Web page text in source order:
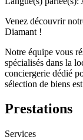
Venez découvrir
Diamant !
Notre équipe vous
spécialisés dans la
conciergerie dédié
sélection de biens
Prestations
Services